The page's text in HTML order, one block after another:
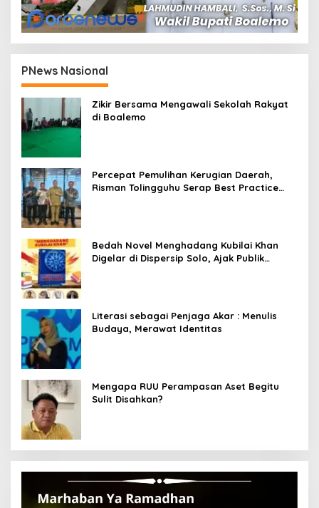
PNews Nasional
Zikir Bersama Mengawali Sekolah Rakyat
di Boalemo
Percepat Pemulihan Kerugian Daerah,
Risman Tolingguhu Serap Best Practice
Bedah Novel Menghadang Kubilai Khan
Digelar di Dispersip Solo, Ajak Publik
Literasi sebagai Penjaga Akar : Menulis
Budaya, Merawat Identitas
Mengapa RUU Perampasan Aset Begitu
Sulit Disahkan?